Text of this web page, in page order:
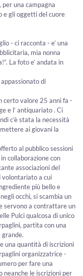
una campagna
e gli oggetti del cuore
- ci racconta - e’ una
mia nonna
La foto e’ andata in
di
certo valore 25 anni fa -
e l’ antiquariato . Ci
c’è stata la necessità
ai giovani la
al pubblico sessioni
collaborazione con
associazioni del
volontariato a cui
più bello e
occhi, si scambia un
servono a contrattare un
Pulci qualcosa di unico
partita con una
grande.
una quantità di iscrizioni
organizzatrice -
per fare una
neanche le iscrizioni per